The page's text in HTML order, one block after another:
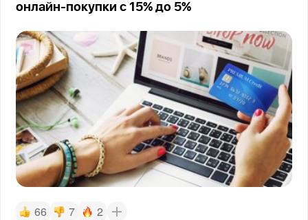
онлайн-покупки с 15% до 5%
66 7 2